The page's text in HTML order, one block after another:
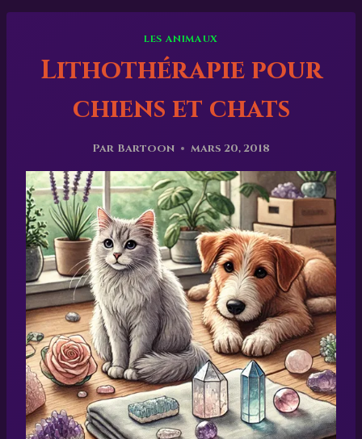
LES ANIMAUX
Lithothérapie pour
chiens et chats
Par Bartoon mars 20, 2018